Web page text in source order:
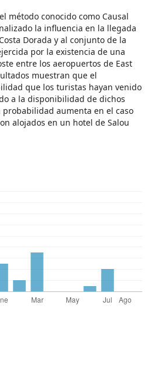
método conocido como Causal
la influencia en la llegada
Dorada y al conjunto de la
por la existencia de una
entre los aeropuertos de East
muestran que el
que los turistas hayan venido
a la disponibilidad de dichos
probabilidad aumenta en el caso
alojados en un hotel de Salou